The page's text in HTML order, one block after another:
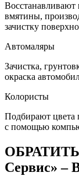
вмятины,
зачистку
Автомаляры
Зачистка,
окраска
Колористы
Подбирают цвета
с помощью
Сервис»